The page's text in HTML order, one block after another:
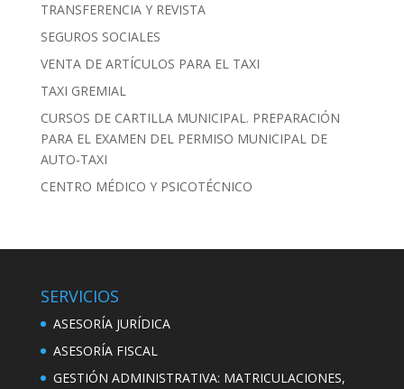
TRANSFERENCIA Y REVISTA
SEGUROS SOCIALES
VENTA DE ARTÍCULOS PARA EL TAXI
TAXI GREMIAL
CURSOS DE CARTILLA MUNICIPAL. PREPARACIÓN
PARA EL EXAMEN DEL PERMISO MUNICIPAL DE
AUTO-TAXI
CENTRO MÉDICO Y PSICOTÉCNICO
SERVICIOS
ASESORÍA JURÍDICA
ASESORÍA FISCAL
GESTIÓN ADMINISTRATIVA: MATRICULACIONES,